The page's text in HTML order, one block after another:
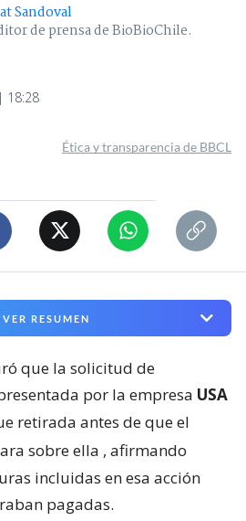
Sandoval
de prensa de BioBioChile.
18:28
Ética y transparencia de BBCL
VER RESUMEN
que la solicitud de
por la empresa USA
retirada antes de que el
sobre ella , afirmando
incluidas en esa acción
pagadas.